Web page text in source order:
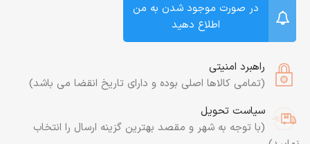
در صورت موجود شدن به من
اطلاع دهید
راهبرد امنیتی
(تمامی کالاها اصلی بوده و دارای تاریخ انقضا می باشد)
سیاست تحویل
(با توجه به شهر و مقصد بهترین گزینه ارسال را انتخاب